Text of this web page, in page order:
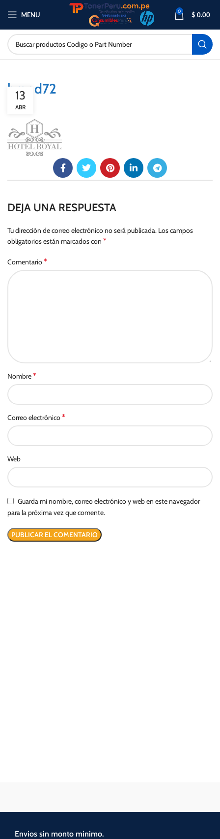
MENU 0 $ 0.00
brand72
13
ABR
DEJA UNA RESPUESTA
Tu dirección de correo electrónico no será publicada. Los campos
obligatorios están marcados con *
Comentario*
Nombre*
Correo electrónico*
Web
Guarda mi nombre, correo electrónico y web en este navegador
para la próxima vez que comente.
Envios sin monto minimo.